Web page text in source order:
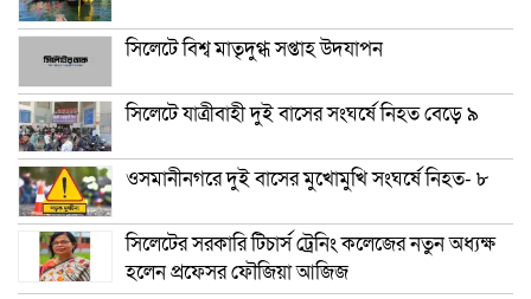
সিলেটে বিশ্ব মাতৃদুগ্ধ সপ্তাহ উদযাপন
সিলেটে যাত্রীবাহী দুই বাসের সংঘর্ষে নিহত বেড়ে ৯
ওসমানীনগরে দুই বাসের মুখোমুখি সংঘর্ষে নিহত- ৮
সিলেটের সরকারি টিচার্স ট্রেনিং কলেজের নতুন অধ্যক্ষ
হলেন প্রফেসর ফৌজিয়া আজিজ